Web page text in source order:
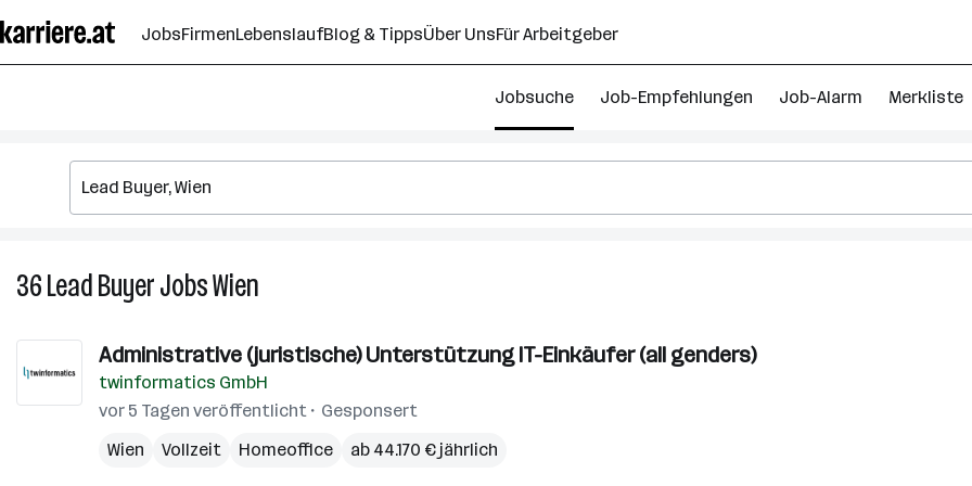
Seiteninhalt
springen
JobsFirmenLebenslaufBlog & TippsÜber UnsFür Arbeitgeber
Jobsuche Job-Empfehlungen Job-Alarm Merkliste
36Lead BuyerJobsWien
Jobs
in
Wien
Administrative (juristische) Unterstützung IT-Einkäufer (all genders)
twinformatics GmbH
vor 5 Tagen veröffentlicht
Gesponsert
Wien
Vollzeit Homeoffice ab 44.170 € jährlich